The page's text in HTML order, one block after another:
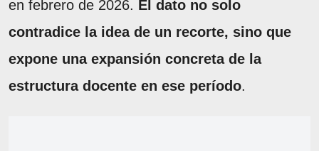
en febrero de 2026. El dato no solo
contradice la idea de un recorte, sino que
expone una expansión concreta de la
estructura docente en ese período.